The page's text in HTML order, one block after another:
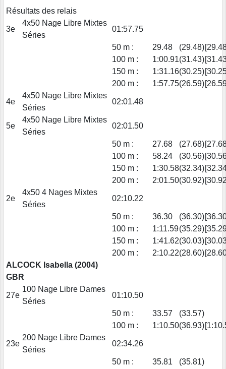
Résultats des relais
3e
4x50 Nage Libre Mixtes
Séries
01:57.75
50 m : 29.48 (29.48)
100 m :
1:00.91(31.43)
150 m :
1:31.16(30.25)
200 m :
1:57.75(26.59)
4e
4x50 Nage Libre Mixtes
Séries
02:01.48
5e
4x50 Nage Libre Mixtes
Séries
02:01.50
50 m : 27.68 (27.68)
100 m :
58.24 (30.56)
150 m :
1:30.58(32.34)
200 m :
2:01.50(30.92)
2e
4x50 4 Nages Mixtes
Séries
02:10.22
50 m : 36.30 (36.30)
100 m :
1:11.59(35.29)
150 m :
1:41.62(30.03)
200 m :
2:10.22(28.60)
ALCOCK Isabella (2004)
GBR
27e
100 Nage Libre Dames
Séries
01:10.50
50 m : 33.57
(33.57)
100 m :
1:10.50(36.93)
23e
200 Nage Libre Dames
Séries
02:34.26
50 m : 35.81
(35.81)